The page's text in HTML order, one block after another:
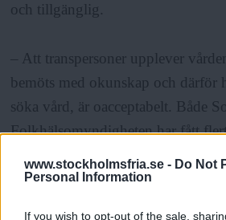
www.stockholmsfria.se - Do Not
Personal Information
If you wish to opt-out of the sale,
och tillgänglig.
– Att transpersoner upplever
bemöts med okunskap och därför
söka vård, är oacceptabelt. Både
Folkhälsomyndigheten har fått
syfte kartlägga och förbättra
är viktigt att det finns en större